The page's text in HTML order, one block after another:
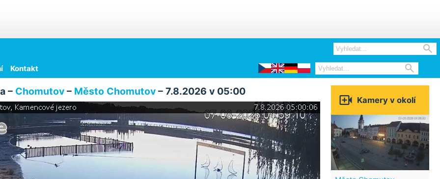

Kontakt 
– Chomutov– Město Chomutov– 7.8.2026 v 05:00  Kamery v okolí